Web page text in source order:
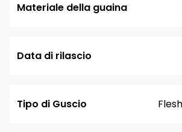
Materiale della guaina
Data di rilascio
Tipo di Guscio